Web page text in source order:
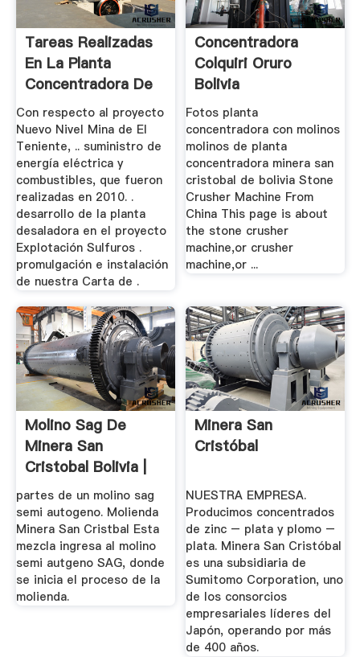
Tareas Realizadas
En La Planta
Concentradora De
Codelco Andina
Con respecto al proyecto
Nuevo Nivel Mina de El
Teniente, .. suministro de
energía eléctrica y
combustibles, que fueron
realizadas en 2010. .
desarrollo de la planta
desaladora en el proyecto
Explotación Sulfuros .
promulgación e instalación
de nuestra Carta de .
Concentradora
Colquiri Oruro
Bolivia
Fotos planta
concentradora con molinos
molinos de planta
concentradora minera san
cristobal de bolivia Stone
Crusher Machine From
China This page is about
the stone crusher
machine,or crusher
machine,or ...
Molino Sag De
Minera San
Cristobal Bolivia |
Molino De ...
partes de un molino sag
semi autogeno. Molienda
Minera San Cristbal Esta
mezcla ingresa al molino
semi autgeno SAG, donde
se inicia el proceso de la
molienda.
Minera San
Cristóbal
NUESTRA EMPRESA.
Producimos concentrados
de zinc – plata y plomo –
plata. Minera San Cristóbal
es una subsidiaria de
Sumitomo Corporation, uno
de los consorcios
empresariales líderes del
Japón, operando por más
de 400 años.